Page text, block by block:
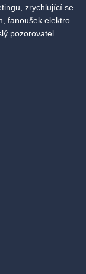
zrychlující se
fanoušek elektro
pozorovatel…